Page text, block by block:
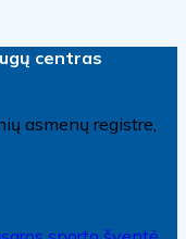
centras
asmenų registre,